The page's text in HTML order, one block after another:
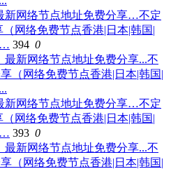
新网络节点地址免费分享…不定
网络免费节点香港|日本|韩国|
394 0
新网络节点地址免费分享…不定
网络免费节点香港|日本|韩国|
393 0